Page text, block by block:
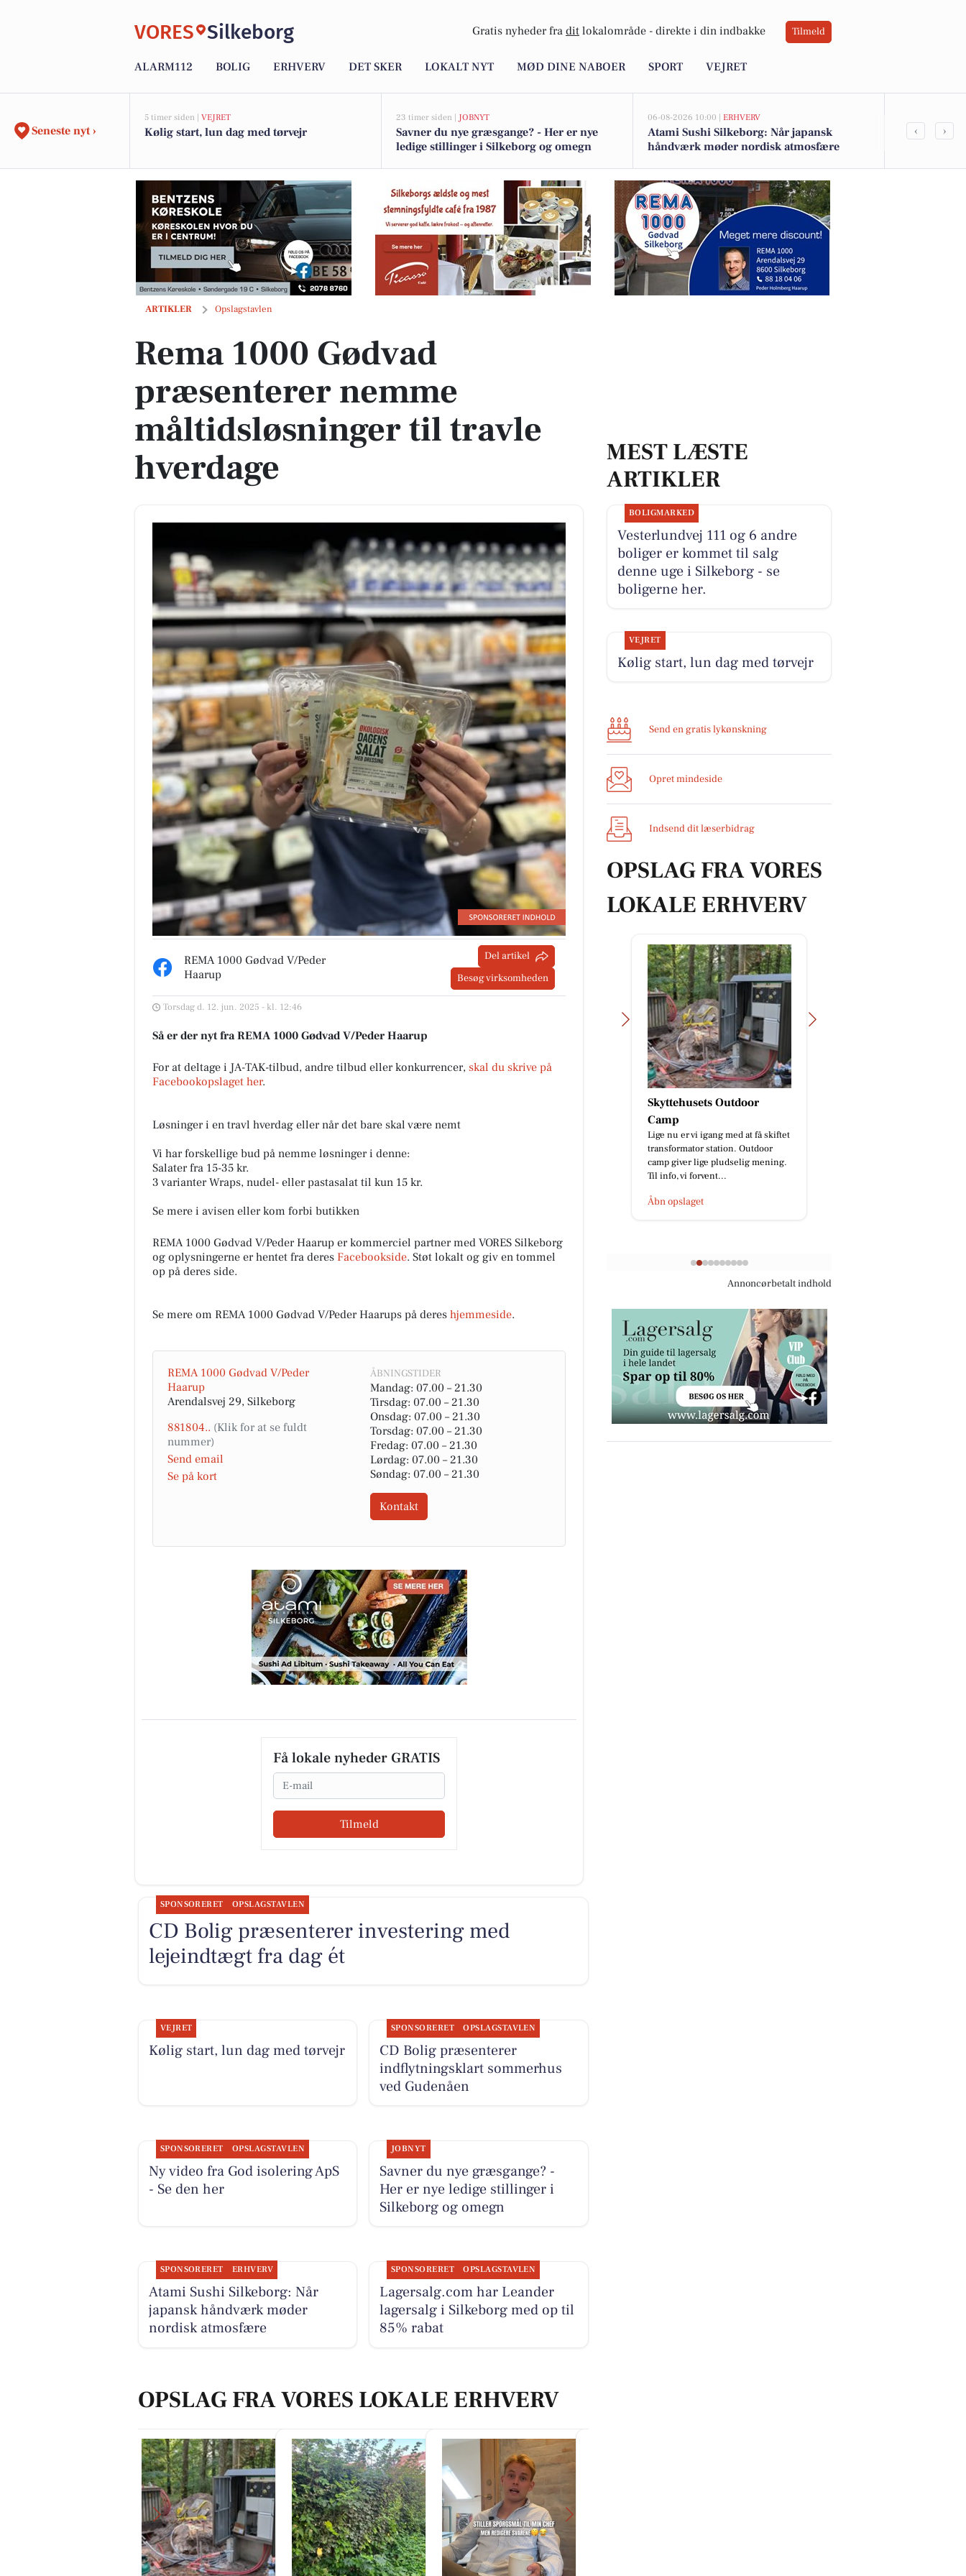
VORES Silkeborg Gratis nyheder fra dit lokalområde - direkte i din indbakke Tilmeld
ALARM112 BOLIG ERHVERV DET SKER LOKALT NYT MØD DINE NABOER SPORT VEJRET
Seneste nyt ›
5 timer siden | VEJRET
Kølig start, lun dag med tørvejr
23 timer siden | JOBNYT
Savner du nye græsgange? - Her er nye
ledige stillinger i Silkeborg og omegn
06-08-2026 10:00 | ERHVERV
Atami Sushi Silkeborg: Når japansk
håndværk møder nordisk atmosfære
Midtjysk
‹ ›
ARTIKLER Opslagstavlen
Rema 1000 Gødvad præsenterer nemme måltidsløsninger til travle hverdage
Rema 1000 Gødvad
præsenterer nemme
måltidsløsninger til travle
hverdage
REMA 1000 Gødvad V/Peder
Haarup
Del artikel
Besøg virksomheden
Torsdag d. 12. jun. 2025 - kl. 12:46
Så er der nyt fra REMA 1000 Gødvad V/Peder Haarup
For at deltage i JA-TAK-tilbud, andre tilbud eller konkurrencer, skal du skrive på
Facebookopslaget her.
Løsninger i en travl hverdag eller når det bare skal være nemt
Vi har forskellige bud på nemme løsninger i denne:
Salater fra 15-35 kr.
3 varianter Wraps, nudel- eller pastasalat til kun 15 kr.
Se mere i avisen eller kom forbi butikken
REMA 1000 Gødvad V/Peder Haarup er kommerciel partner med VORES Silkeborg
og oplysningerne er hentet fra deres Facebookside. Støt lokalt og giv en tommel
op på deres side.
Se mere om REMA 1000 Gødvad V/Peder Haarups på deres hjemmeside.
REMA 1000 Gødvad V/Peder
Haarup
Arendalsvej 29, Silkeborg
881804..
Send email
Se på kort
ÅBNINGSTIDER
Mandag: 07.00 – 21.30
Tirsdag: 07.00 – 21.30
Onsdag: 07.00 – 21.30
Torsdag: 07.00 – 21.30
Fredag: 07.00 – 21.30
Lørdag: 07.00 – 21.30
Søndag: 07.00 – 21.30
Kontakt
Få lokale nyheder GRATIS
Email
Tilmeld
MEST LÆSTE
ARTIKLER
BOLIGMARKED
Vesterlundvej 111 og 6 andre
boliger er kommet til salg
denne uge i Silkeborg - se
boligerne her.
VEJRET
Kølig start, lun dag med tørvejr
Send en gratis lykønskning
Opret mindeside
Indsend dit læserbidrag
OPSLAG FRA VORES
LOKALE ERHVERV
Skanderborg
Flere ældre pr. medarbejder
lægger pres på ældreplejen
Antallet af ældre borgere pr.
kommunalt ansat social- og
sundhedsmeda...
Åbn opslaget
Camp
BP Green Garden
🌿Skal hækken stå skarpt? Kontant
os på 91 96 76 97📞 eller send en
besked.🌿
Åbn opslaget
Annoncørbetalt indhold
SPONSORERET OPSLAGSTAVLEN
CD Bolig præsenterer investering med
lejeindtægt fra dag ét
VEJRET
Kølig start, lun dag med tørvejr
SPONSORERET OPSLAGSTAVLEN
CD Bolig præsenterer
indflytningsklart sommerhus
ved Gudenåen
SPONSORERET OPSLAGSTAVLEN
Ny video fra God isolering ApS
- Se den her
JOBNYT
Savner du nye græsgange? -
Her er nye ledige stillinger i
Silkeborg og omegn
SPONSORERET ERHVERV
Atami Sushi Silkeborg: Når
japansk håndværk møder
nordisk atmosfære
SPONSORERET OPSLAGSTAVLEN
Lagersalg.com har Leander
lagersalg i Silkeborg med op til
85% rabat
OPSLAG FRA VORES LOKALE ERHVERV